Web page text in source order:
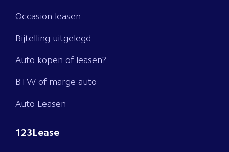
Occasion leasen
Bijtelling uitgelegd
Auto kopen of leasen?
BTW of marge auto
Auto Leasen
123Lease